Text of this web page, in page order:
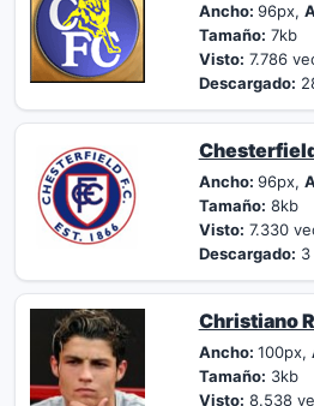
Ancho: 96px,
Tamaño: 7kb
Visto: 7.786
Descargado:
Ancho: 96px,
Tamaño: 8kb
Visto: 7.330
Descargado: 3
Christiano
Ancho: 100px,
Tamaño: 3kb
Visto: 8.538